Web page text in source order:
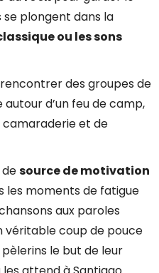
se plongent dans la
ou les sons
rencontrer des groupes de
d’un feu de camp,
et de
source de motivation
les moments de fatigue
aux paroles
véritable coup de pouce
le but de leur